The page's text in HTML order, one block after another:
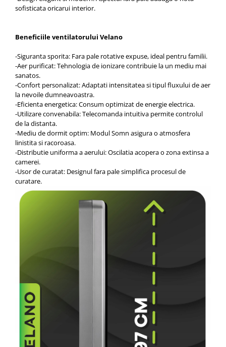
sofisticata oricarui interior.
Beneficiile ventilatorului Velano
-Siguranta sporita: Fara pale rotative expuse, ideal pentru familii.
-Aer purificat: Tehnologia de ionizare contribuie la un mediu mai
sanatos.
-Confort personalizat: Adaptati intensitatea si tipul fluxului de aer
la nevoile dumneavoastra.
-Eficienta energetica: Consum optimizat de energie electrica.
-Utilizare convenabila: Telecomanda intuitiva permite controlul
de la distanta.
-Mediu de dormit optim: Modul Somn asigura o atmosfera
linistita si racoroasa.
-Distributie uniforma a aerului: Oscilatia acopera o zona extinsa a
camerei.
-Usor de curatat: Designul fara pale simplifica procesul de
curatare.